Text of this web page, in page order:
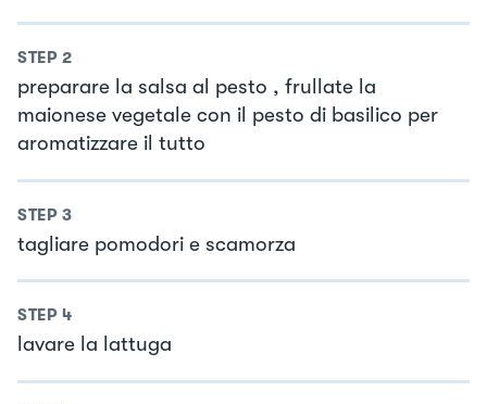
STEP 2
preparare la salsa al pesto , frullate la
maionese vegetale con il pesto di basilico per
aromatizzare il tutto
STEP 3
tagliare pomodori e scamorza
STEP 4
lavare la lattuga